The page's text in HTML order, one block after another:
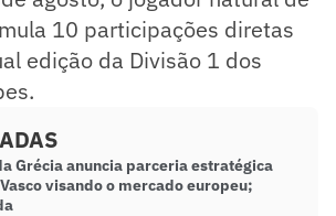
10 participações diretas
edição da Divisão 1 dos
Grécia anuncia parceria estratégica
visando o mercado europeu;